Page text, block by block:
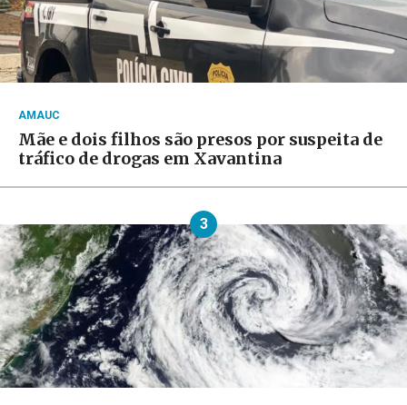
AMAUC
Mãe e dois filhos são presos por suspeita de
tráfico de drogas em Xavantina
3